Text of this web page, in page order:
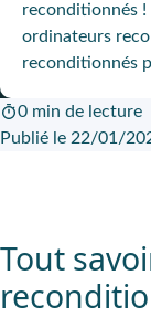
reconditionnés !
ordinateurs
reconditionnés
0 min de lecture
Publié le 22/01/
Tout